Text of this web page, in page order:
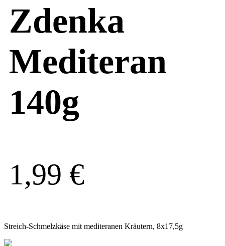
Zdenka
Mediteran
140g
1,99 €
Streich-Schmelzkäse mit mediteranen Kräutern, 8x17,5g